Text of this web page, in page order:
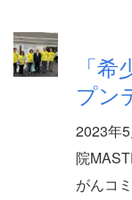
「
プン
2023年
院
がんコ